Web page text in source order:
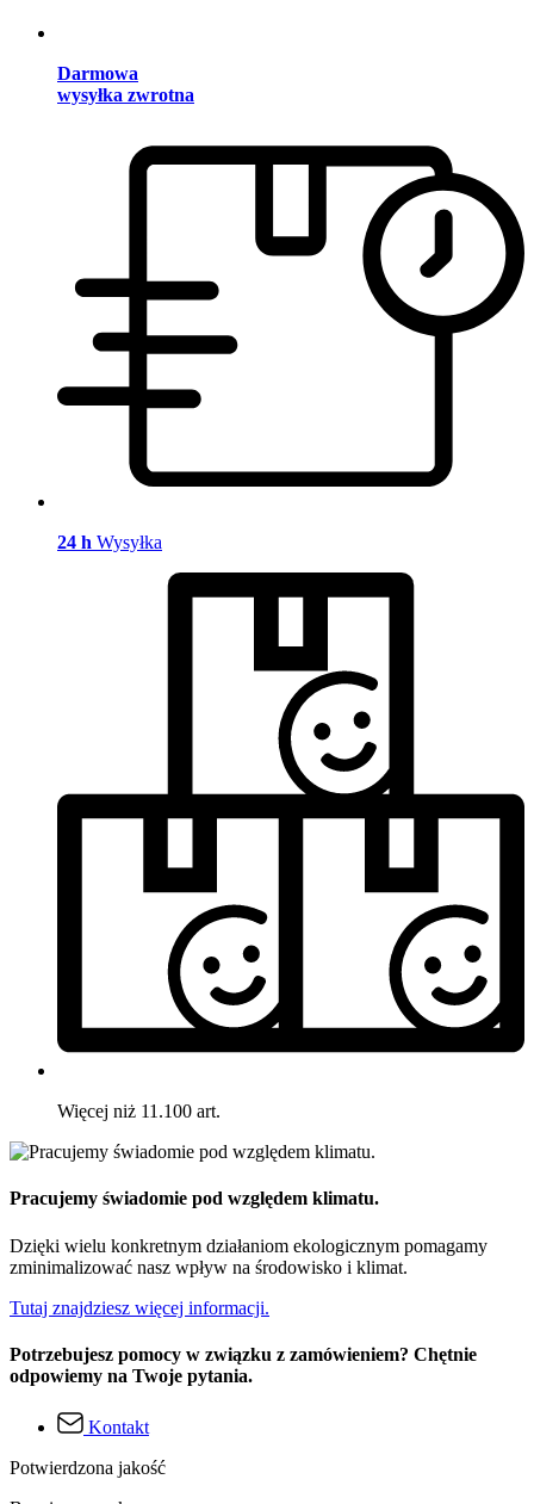
Darmowa
wysyłka zwrotna
24 h Wysyłka
Więcej niż 11.100 art.
Pracujemy świadomie pod względem klimatu.
Dzięki wielu konkretnym działaniom ekologicznym pomagamy
zminimalizować nasz wpływ na środowisko i klimat.
Tutaj znajdziesz więcej informacji.
Potrzebujesz pomocy w związku z zamówieniem? Chętnie
odpowiemy na Twoje pytania.
Kontakt
Potwierdzona jakość